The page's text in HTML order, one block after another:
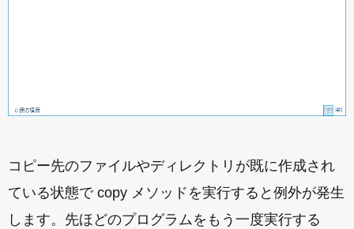
コピー先のファイルやディレクトリが既に作成され
ている状態で copy メソッドを実行すると例外が発生
します。先ほどのプログラムをもう一度実行する